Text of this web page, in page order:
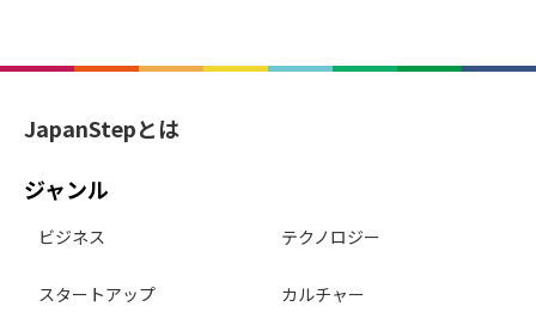
JapanStepとは
ジャンル
ビジネス テクノロジー
スタートアップ カルチャー